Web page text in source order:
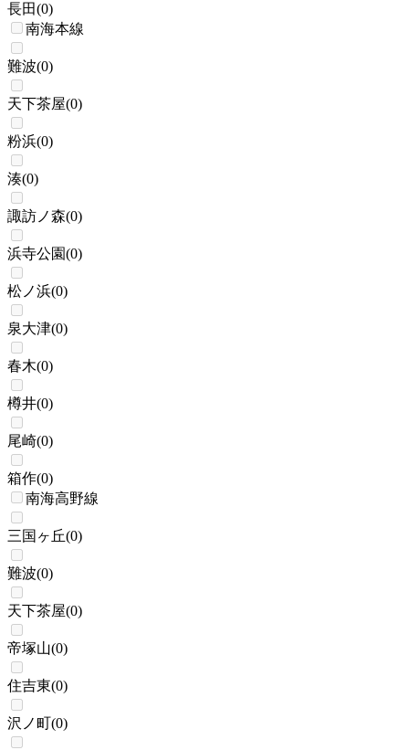
長田(0)
南海本線
難波(0)
天下茶屋(0)
粉浜(0)
湊(0)
諏訪ノ森(0)
浜寺公園(0)
松ノ浜(0)
泉大津(0)
春木(0)
樽井(0)
尾崎(0)
箱作(0)
南海高野線
三国ヶ丘(0)
難波(0)
天下茶屋(0)
帝塚山(0)
住吉東(0)
沢ノ町(0)